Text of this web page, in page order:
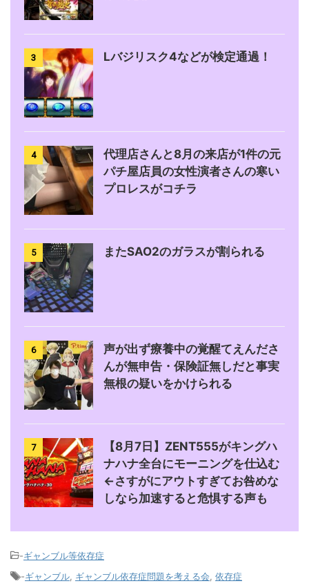
3 Lバジリスク4などが検定通過！
4
代理店さんと8月の来店が1件の元
パチ屋店員の女性演者さんの寒い
プロレスがコチラ
5 またSAO2のガラスが割られる
6
声が出ず療養中の覚醒てえんださ
んが無申告・保険証無しだと事実
無根の疑いをかけられる
7
【8月7日】ZENT555がキングハ
ナハナ全台にモーニングを仕込む
←さすがにアウトすぎてお咎めな
しなら加速すると危惧する声も
-ギャンブル等依存症
-ギャンブル ギャンブル依存症問題を考える会 依存症